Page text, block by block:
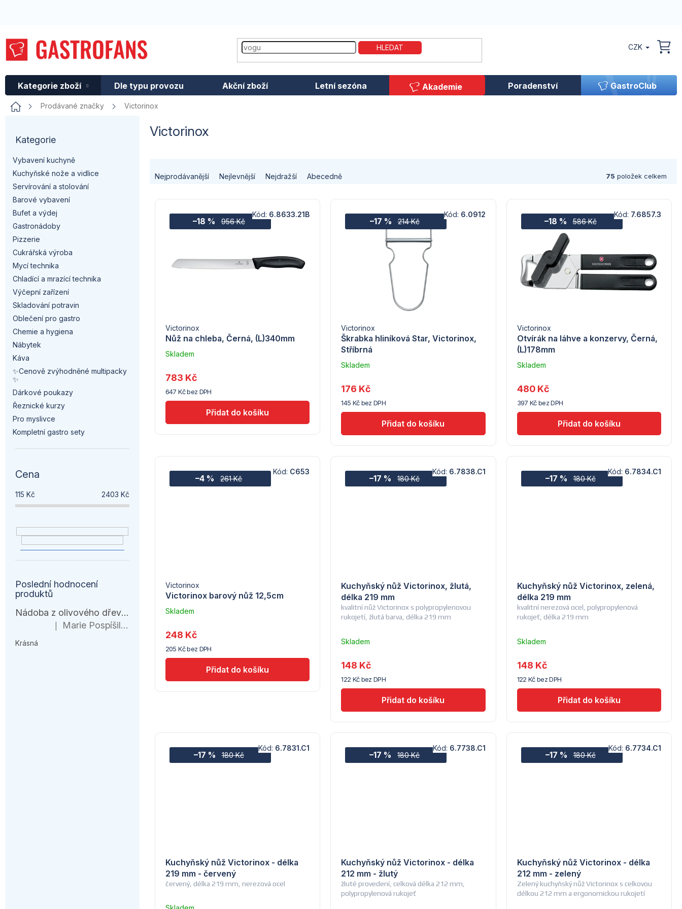
HLEDAT CZK
Kategorie zboží
Dle typu provozu Akční zboží Letní sezóna Akademie Poradenství GastroClub
Domů Prodávané značky Victorinox
Přeskočit
Kategorie
Vybavení kuchyně
Kuchyňské nože a vidlice
Servírování a stolování
Barové vybavení
Bufet a výdej
Gastronádoby
Pizzerie
Cukrářská výroba
Mycí technika
Chladící a mrazící technika
Výčepní zařízení
Skladování potravin
Oblečení pro gastro
Chemie a hygiena
Nábytek
Káva
✨Cenově zvýhodněné multipacky
✨
Dárkové poukazy
Řeznické kurzy
Pro myslivce
Kompletní gastro sety
Cena
115 Kč 2403 Kč
Poslední hodnocení
produktů
Nádoba z olivového dřeva, HENDI, 245x198x(H)194mm
Hodnocení produktu je 5 z 5 hvězdiček.
Marie Pospíšilová
Krásná
Victorinox
Nejprodávanější Nejlevnější Nejdražší Abecedně 75 položek celkem
V
ů
956 Kč
–18 %
Nůž na chleba, Černá, (L)340mm
Victorinox
Skladem
dodavatele
(7) -
Hendi
647 Kč bez DPH
783 Kč
Kód: 6.8633.21B
214 Kč
–17 %
Škrabka hliníková Star, Victorinox,
Stříbrná
Victorinox
Skladem
dodavatele
(7) -
Hendi
145 Kč bez DPH
176 Kč
Kód: 6.0912
586 Kč
–18 %
Otvírák na láhve a konzervy, Černá,
(L)178mm
Victorinox
Skladem
dodavatele
(7) -
Hendi
397 Kč bez DPH
480 Kč
Kód: 7.6857.3
261 Kč
–4 %
Victorinox barový nůž 12,5cm
Victorinox
Skladem
dodavatele
(10)
205 Kč bez DPH
248 Kč
Kód: C653
180 Kč
–17 %
kvalitní nůž Victorinox s polypropylenovou
rukojetí, žlutá barva, délka 219 mm
Kuchyňský nůž Victorinox, žlutá,
délka 219 mm
Skladem
dodavatele
(7) -
Hendi
122 Kč bez DPH
148 Kč
Kód: 6.7838.C1
180 Kč
–17 %
kvalitní nerezová ocel, polypropylenová
rukojeť, délka 219 mm
Kuchyňský nůž Victorinox, zelená,
délka 219 mm
Skladem
dodavatele
(7) -
Hendi
122 Kč bez DPH
148 Kč
Kód: 6.7834.C1
180 Kč
–17 %
červený, délka 219 mm, nerezová ocel
Kuchyňský nůž Victorinox - délka
219 mm - červený
Kód: 6.7831.C1
180 Kč
–17 %
žluté provedení, celková délka 212 mm,
polypropylenová rukojeť
Kuchyňský nůž Victorinox - délka
212 mm - žlutý
Kód: 6.7738.C1
180 Kč
–17 %
Zelený kuchyňský nůž Victorinox s celkovou
délkou 212 mm a ergonomickou rukojetí
Kuchyňský nůž Victorinox - délka
212 mm - zelený
Kód: 6.7734.C1